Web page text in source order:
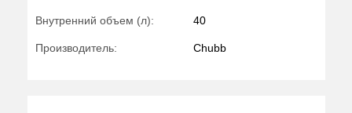
Внутренний объем (л): 40
Производитель: Chubb